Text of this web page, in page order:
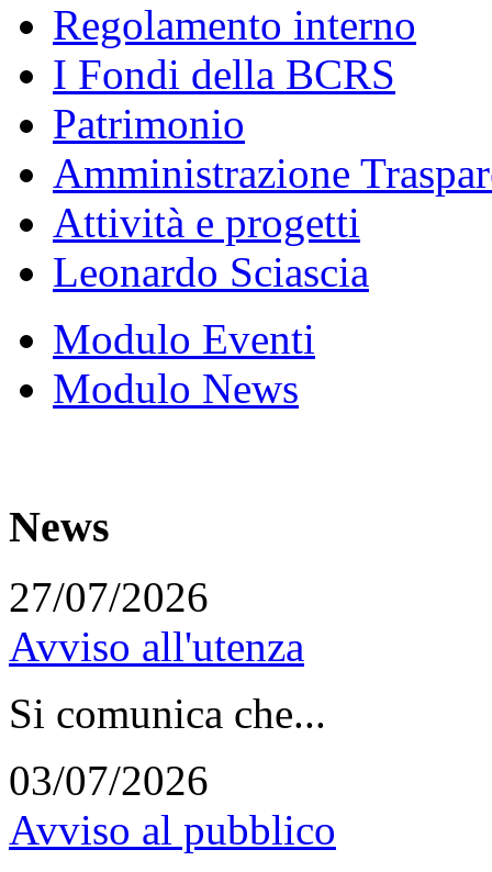
Regolamento interno
I Fondi della BCRS
Patrimonio
Amministrazione
Attività e progetti
Leonardo Sciascia
Modulo Eventi
Modulo News
News
27/07/2026
Avviso all'utenza
Si comunica che...
03/07/2026
Avviso al pubblico